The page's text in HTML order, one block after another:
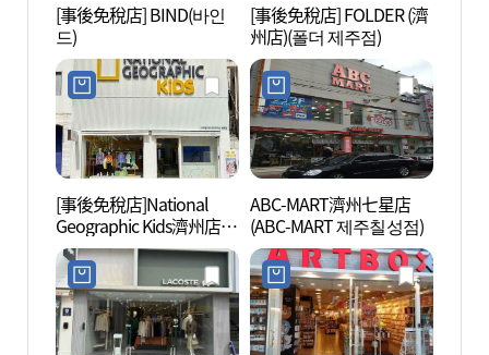
[事後免稅店] BIND(바인
드)
[事後免稅店] FOLDER (濟
州店)(폴더 제주점)
[事後免稅店]National
Geographic Kids濟州店
(내셔널지오그래픽키즈
제주점)
ABC-MART濟州七星店
(ABC-MART 제주칠성점)